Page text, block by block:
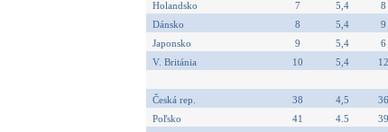
Holandsko
7 5,4 8
Dánsko
8 5,4 9
Japonsko
9 5,4 6
V. Británia 10 5,4 12
Česká rep. 38 4,5 36
Poľsko
41 4.5 39